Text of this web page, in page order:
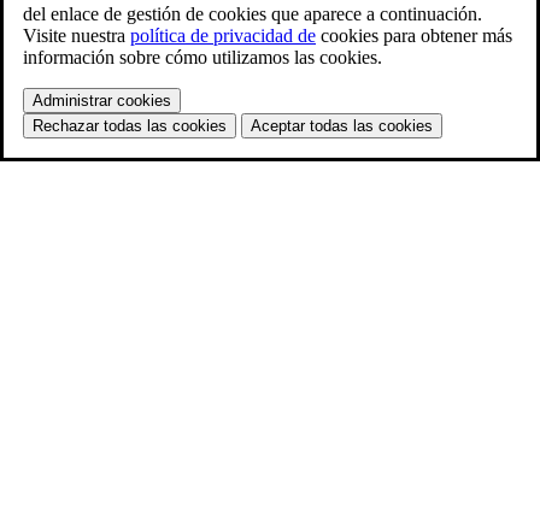
del enlace de gestión de cookies que aparece a continuación.
Visite nuestra política de privacidad de cookies para obtener más
información sobre cómo utilizamos las cookies.
Administrar cookies
Rechazar todas las cookies
Aceptar todas las cookies